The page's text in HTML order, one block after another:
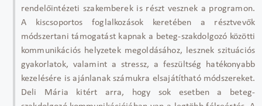
rendelőintézeti szakemberek is részt vesznek a programon.
A kiscsoportos foglalkozások keretében a résztvevők
módszertani támogatást kapnak a beteg-szakdolgozó közötti
kommunikációs helyzetek megoldásához, lesznek szituációs
gyakorlatok, valamint a stressz, a feszültség hatékonyabb
kezelésére is ajánlanak számukra elsajátítható módszereket.
Deli Mária kitért arra, hogy sok esetben a beteg-